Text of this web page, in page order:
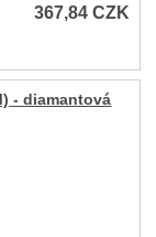
367,84CZK
- diamantová